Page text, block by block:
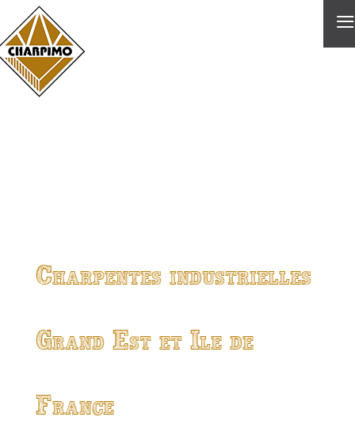
≡
Charpentes industrielles
Grand Est et Ile de
France